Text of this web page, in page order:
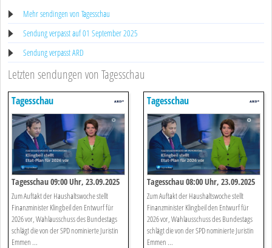
Mehr sendingen von Tagesschau
Sendung verpasst auf 01 September 2025
Sendung verpasst ARD
Letzten sendungen von Tagesschau
Tagesschau
Tagesschau 09:00 Uhr, 23.09.2025
Zum Auftakt der Haushaltswoche stellt
Finanzminister Klingbeil den Entwurf für
2026 vor, Wahlausschuss des Bundestags
schlägt die von der SPD nominierte Juristin
Emmen ...
Tagesschau
Tagesschau 08:00 Uhr, 23.09.2025
Zum Auftakt der Haushaltswoche stellt
Finanzminister Klingbeil den Entwurf für
2026 vor, Wahlausschuss des Bundestags
schlägt die von der SPD nominierte Juristin
Emmen ...